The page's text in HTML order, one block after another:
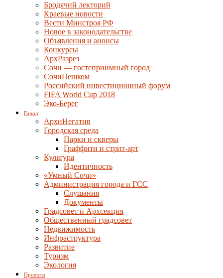
Бродячий лекторий
Краевые новости
Вести Минстроя РФ
Новое в законодательстве
Объявления и анонсы
Конкурсы
АрхРазрез
Сочи — гостеприимный город
СочиПешком
Российский инвестиционный форум
FIFA World Cup 2018
Эко-Берег
Город
АрхиНегатив
Городская среда
Парки и скверы
Граффити и стрит-арт
Культура
Идентичность
«Умный Сочи»
Администрация города и ГСС
Слушания
Документы
Градсовет и Архсекция
Общественный градсовет
Недвижимость
Инфраструктура
Развитие
Туризм
Экология
Проекты